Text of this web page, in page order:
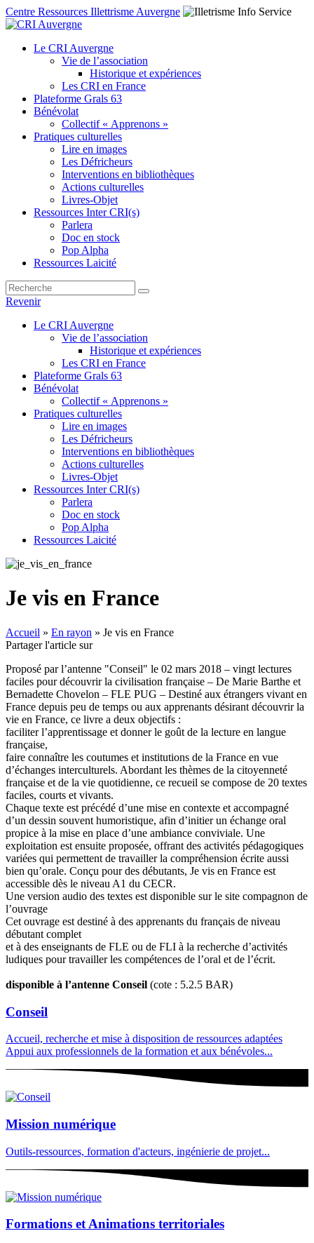
Centre Ressources Illettrisme Auvergne
Le CRI Auvergne
Vie de l’association
Historique et expériences
Les CRI en France
Plateforme Grals 63
Bénévolat
Collectif « Apprenons »
Pratiques culturelles
Lire en images
Les Défricheurs
Interventions en bibliothèques
Actions culturelles
Livres-Objet
Ressources Inter CRI(s)
Parlera
Doc en stock
Pop Alpha
Ressources Laicité
Revenir
Le CRI Auvergne
Vie de l’association
Historique et expériences
Les CRI en France
Plateforme Grals 63
Bénévolat
Collectif « Apprenons »
Pratiques culturelles
Lire en images
Les Défricheurs
Interventions en bibliothèques
Actions culturelles
Livres-Objet
Ressources Inter CRI(s)
Parlera
Doc en stock
Pop Alpha
Ressources Laicité
Je vis en France
Accueil » En rayon » Je vis en France
Partager l'article sur
Proposé par l’antenne "Conseil" le 02 mars 2018 – vingt lectures
faciles pour découvrir la civilisation française – De Marie Barthe et
Bernadette Chovelon – FLE PUG – Destiné aux étrangers vivant en
France depuis peu de temps ou aux apprenants désirant découvrir la
vie en France, ce livre a deux objectifs :
faciliter l’apprentissage et donner le goût de la lecture en langue
française,
faire connaître les coutumes et institutions de la France en vue
d’échanges interculturels. Abordant les thèmes de la citoyenneté
française et de la vie quotidienne, ce recueil se compose de 20 textes
faciles, courts et vivants.
Chaque texte est précédé d’une mise en contexte et accompagné
d’un dessin souvent humoristique, afin d’initier un échange oral
propice à la mise en place d’une ambiance conviviale. Une
exploitation est ensuite proposée, offrant des activités pédagogiques
variées qui permettent de travailler la compréhension écrite aussi
bien qu’orale. Conçu pour des débutants, Je vis en France est
accessible dès le niveau A1 du CECR.
Une version audio des textes est disponible sur le site compagnon de
l’ouvrage
Cet ouvrage est destiné à des apprenants du français de niveau
débutant complet
et à des enseignants de FLE ou de FLI à la recherche d’activités
ludiques pour travailler les compétences de l’oral et de l’écrit.
disponible à l’antenne Conseil (cote : 5.2.5 BAR)
Conseil
Accueil, recherche et mise à disposition de ressources adaptées
Appui aux professionnels de la formation et aux bénévoles...
Mission numérique
Outils-ressources, formation d'acteurs, ingénierie de projet...
Formations et Animations territoriales